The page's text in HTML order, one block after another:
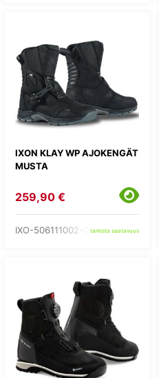
IXON KLAY WP AJOKENGÄT
MUSTA
259,90 €
IXO-506111002-01-tarkista saatavuus